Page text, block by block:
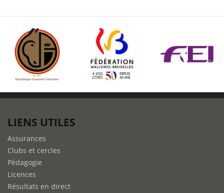
LIENS UTILES
Assurances
Clubs et cercles
Pédagogie
Licences
Résultats en direct